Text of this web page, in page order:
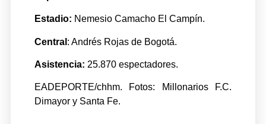
Estadio: Nemesio Camacho El Campín.
Central : Andrés Rojas de Bogotá.
Asistencia: 25.870 espectadores.
EADEPORTE/chhm. Fotos: Millonarios F.C.
Dimayor y Santa Fe.